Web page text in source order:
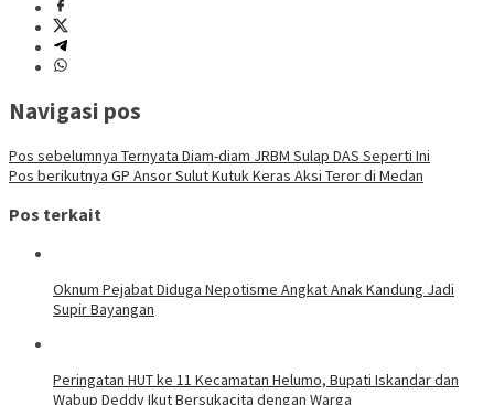
Navigasi pos
Pos sebelumnya Ternyata Diam-diam JRBM Sulap DAS Seperti Ini
Pos berikutnya GP Ansor Sulut Kutuk Keras Aksi Teror di Medan
Pos terkait
Oknum Pejabat Diduga Nepotisme Angkat Anak Kandung Jadi
Supir Bayangan
Peringatan HUT ke 11 Kecamatan Helumo, Bupati Iskandar dan
Wabup Deddy Ikut Bersukacita dengan Warga